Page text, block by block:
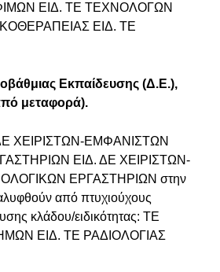
ΕΙΔ. ΤΕ ΤΕΧΝΟΛΟΓΩΝ
ΕΙΔ. ΤΕ
Εκπαίδευσης (Δ.Ε.),
μεταφορά).
ΔΕ ΧΕΙΡΙΣΤΩΝ-ΕΜΦΑΝΙΣΤΩΝ
ΕΙΔ. ΔΕ ΧΕΙΡΙΣΤΩΝ-
ΕΡΓΑΣΤΗΡΙΩΝ στην
από πτυχιούχους
κλάδου/ειδικότητας: ΤΕ
ΕΙΔ. ΤΕ ΡΑΔΙΟΛΟΓΙΑΣ